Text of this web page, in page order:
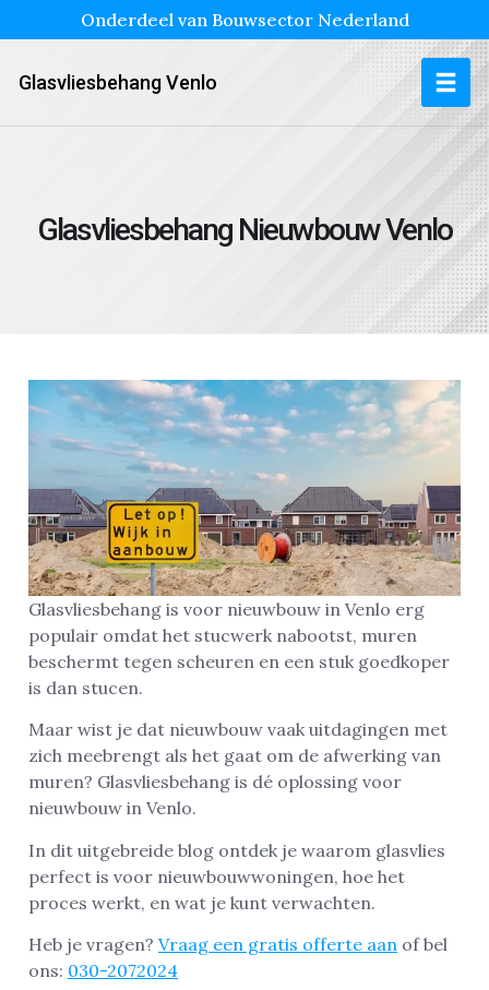
Onderdeel van Bouwsector Nederland
Glasvliesbehang Venlo
Glasvliesbehang Nieuwbouw Venlo
Glasvliesbehang is voor nieuwbouw in Venlo erg
populair omdat het stucwerk nabootst, muren
beschermt tegen scheuren en een stuk goedkoper
is dan stucen.
Maar wist je dat nieuwbouw vaak uitdagingen met
zich meebrengt als het gaat om de afwerking van
muren? Glasvliesbehang is dé oplossing voor
nieuwbouw in Venlo.
In dit uitgebreide blog ontdek je waarom glasvlies
perfect is voor nieuwbouwwoningen, hoe het
proces werkt, en wat je kunt verwachten.
Heb je vragen? Vraag een gratis offerte aan of bel
ons: 030-2072024